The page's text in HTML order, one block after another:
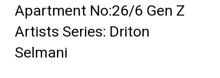
Apartment No:26/6 Gen Z
Artists Series: Driton
Selmani